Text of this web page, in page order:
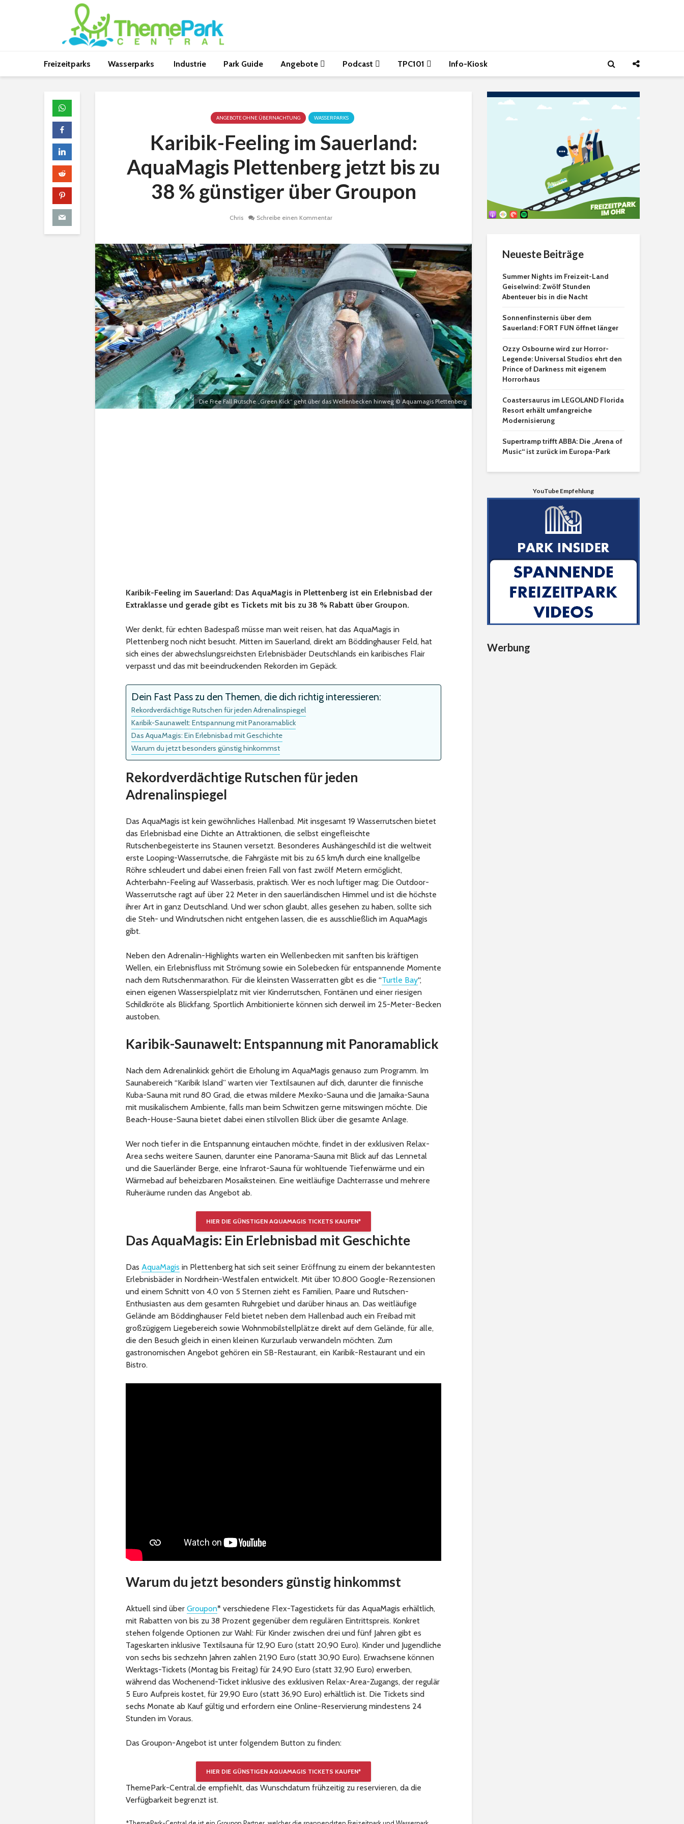
Freizeitparks Wasserparks Industrie Park Guide Angebote Podcast TPC101 Info-Kiosk
ANGEBOTE OHNE ÜBERNACHTUNG WASSERPARKS
Karibik-Feeling im Sauerland:
AquaMagis Plettenberg jetzt bis zu
38 % günstiger über Groupon
Chris Schreibe einen Kommentar
Die Free Fall Rutsche „Green Kick“ geht über das Wellenbecken hinweg © Aquamagis Plettenberg
Karibik-Feeling im Sauerland: Das AquaMagis in Plettenberg ist ein Erlebnisbad der
Extraklasse und gerade gibt es Tickets mit bis zu 38 % Rabatt über Groupon.
Wer denkt, für echten Badespaß müsse man weit reisen, hat das AquaMagis in
Plettenberg noch nicht besucht. Mitten im Sauerland, direkt am Böddinghauser Feld, hat
sich eines der abwechslungsreichsten Erlebnisbäder Deutschlands ein karibisches Flair
verpasst und das mit beeindruckenden Rekorden im Gepäck.
Dein Fast Pass zu den Themen, die dich richtig interessieren:
Rekordverdächtige Rutschen für jeden Adrenalinspiegel
Karibik-Saunawelt: Entspannung mit Panoramablick
Das AquaMagis: Ein Erlebnisbad mit Geschichte
Warum du jetzt besonders günstig hinkommst
Rekordverdächtige Rutschen für jeden
Adrenalinspiegel
Das AquaMagis ist kein gewöhnliches Hallenbad. Mit insgesamt 19 Wasserrutschen bietet
das Erlebnisbad eine Dichte an Attraktionen, die selbst eingefleischte
Rutschenbegeisterte ins Staunen versetzt. Besonderes Aushängeschild ist die weltweit
erste Looping-Wasserrutsche, die Fahrgäste mit bis zu 65 km/h durch eine knallgelbe
Röhre schleudert und dabei einen freien Fall von fast zwölf Metern ermöglicht,
Achterbahn-Feeling auf Wasserbasis, praktisch. Wer es noch luftiger mag: Die Outdoor-
Wasserrutsche ragt auf über 22 Meter in den sauerländischen Himmel und ist die höchste
ihrer Art in ganz Deutschland. Und wer schon glaubt, alles gesehen zu haben, sollte sich
die Steh- und Windrutschen nicht entgehen lassen, die es ausschließlich im AquaMagis
gibt.
Neben den Adrenalin-Highlights warten ein Wellenbecken mit sanften bis kräftigen
Wellen, ein Erlebnisfluss mit Strömung sowie ein Solebecken für entspannende Momente
nach dem Rutschenmarathon. Für die kleinsten Wasserratten gibt es die “Turtle Bay“,
einen eigenen Wasserspielplatz mit vier Kinderrutschen, Fontänen und einer riesigen
Schildkröte als Blickfang. Sportlich Ambitionierte können sich derweil im 25-Meter-Becken
austoben.
Karibik-Saunawelt: Entspannung mit Panoramablick
Nach dem Adrenalinkick gehört die Erholung im AquaMagis genauso zum Programm. Im
Saunabereich “Karibik Island” warten vier Textilsaunen auf dich, darunter die finnische
Kuba-Sauna mit rund 80 Grad, die etwas mildere Mexiko-Sauna und die Jamaika-Sauna
mit musikalischem Ambiente, falls man beim Schwitzen gerne mitswingen möchte. Die
Beach-House-Sauna bietet dabei einen stilvollen Blick über die gesamte Anlage.
Wer noch tiefer in die Entspannung eintauchen möchte, findet in der exklusiven Relax-
Area sechs weitere Saunen, darunter eine Panorama-Sauna mit Blick auf das Lennetal
und die Sauerländer Berge, eine Infrarot-Sauna für wohltuende Tiefenwärme und ein
Wärmebad auf beheizbaren Mosaiksteinen. Eine weitläufige Dachterrasse und mehrere
Ruheräume runden das Angebot ab.
HIER DIE GÜNSTIGEN AQUAMAGIS TICKETS KAUFEN*
Das AquaMagis: Ein Erlebnisbad mit Geschichte
Das AquaMagis in Plettenberg hat sich seit seiner Eröffnung zu einem der bekanntesten
Erlebnisbäder in Nordrhein-Westfalen entwickelt. Mit über 10.800 Google-Rezensionen
und einem Schnitt von 4,0 von 5 Sternen zieht es Familien, Paare und Rutschen-
Enthusiasten aus dem gesamten Ruhrgebiet und darüber hinaus an. Das weitläufige
Gelände am Böddinghauser Feld bietet neben dem Hallenbad auch ein Freibad mit
großzügigem Liegebereich sowie Wohnmobilstellplätze direkt auf dem Gelände, für alle,
die den Besuch gleich in einen kleinen Kurzurlaub verwandeln möchten. Zum
gastronomischen Angebot gehören ein SB-Restaurant, ein Karibik-Restaurant und ein
Bistro.
Warum du jetzt besonders günstig hinkommst
Aktuell sind über Groupon* verschiedene Flex-Tagestickets für das AquaMagis erhältlich,
mit Rabatten von bis zu 38 Prozent gegenüber dem regulären Eintrittspreis. Konkret
stehen folgende Optionen zur Wahl: Für Kinder zwischen drei und fünf Jahren gibt es
Tageskarten inklusive Textilsauna für 12,90 Euro (statt 20,90 Euro). Kinder und Jugendliche
von sechs bis sechzehn Jahren zahlen 21,90 Euro (statt 30,90 Euro). Erwachsene können
Werktags-Tickets (Montag bis Freitag) für 24,90 Euro (statt 32,90 Euro) erwerben,
während das Wochenend-Ticket inklusive des exklusiven Relax-Area-Zugangs, der regulär
5 Euro Aufpreis kostet, für 29,90 Euro (statt 36,90 Euro) erhältlich ist. Die Tickets sind
sechs Monate ab Kauf gültig und erfordern eine Online-Reservierung mindestens 24
Stunden im Voraus.
Das Groupon-Angebot ist unter folgendem Button zu finden:
HIER DIE GÜNSTIGEN AQUAMAGIS TICKETS KAUFEN*
ThemePark-Central.de empfiehlt, das Wunschdatum frühzeitig zu reservieren, da die
Verfügbarkeit begrenzt ist.
Neueste Beiträge
Summer Nights im Freizeit-Land
Geiselwind: Zwölf Stunden
Abenteuer bis in die Nacht
Sonnenfinsternis über dem
Sauerland: FORT FUN öffnet länger
Ozzy Osbourne wird zur Horror-
Legende: Universal Studios ehrt den
Prince of Darkness mit eigenem
Horrorhaus
Coastersaurus im LEGOLAND Florida
Resort erhält umfangreiche
Modernisierung
Supertramp trifft ABBA: Die „Arena of
Music“ ist zurück im Europa-Park
YouTube Empfehlung
Werbung